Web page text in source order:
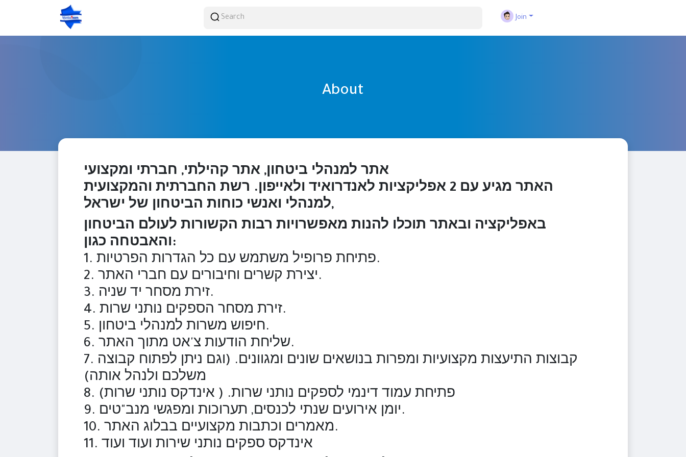
Join
About
אתר למנהלי ביטחון, אתר קהילתי, חברתי ומקצועי
האתר מגיע עם 2 אפליקציות לאנדרואיד ולאייפון. רשת החברתית והמקצועית
למנהלי ואנשי כוחות הביטחון של ישראל,
באפליקציה ובאתר תוכלו להנות מאפשרויות רבות הקשורות לעולם הביטחון
והאבטחה כגון:
1. פתיחת פרופיל משתמש עם כל הגדרות הפרטיות.
2. יצירת קשרים וחיבורים עם חברי האתר.
3. זירת מסחר יד שניה.
4. זירת מסחר הספקים נותני שרות.
5. חיפוש משרות למנהלי ביטחון.
6. שליחת הודעות צ'אט מתוך האתר.
7. קבוצות התיעצות מקצועיות ומפרות בנושאים שונים ומגוונים. (וגם ניתן לפתוח קבוצה
משלכם ולנהל אותה)
8. פתיחת עמוד דינמי לספקים נותני שרות. ( אינדקס נותני שרות)
9. יומן אירועים שנתי לכנסים, תערוכות ומפגשי מנב"טים.
10. מאמרים וכתבות מקצועיים בבלוג האתר.